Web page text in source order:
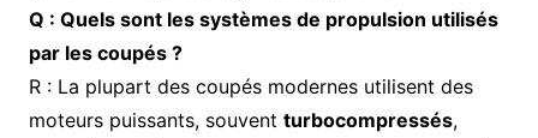
Q : Quels sont les systèmes de propulsion utilisés
par les coupés ?
R : La plupart des coupés modernes utilisent des
moteurs puissants, souvent turbocompressés,